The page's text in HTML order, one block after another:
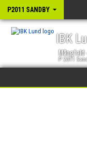
P2011 SANDBY
IBK
Mångfald
P 2011